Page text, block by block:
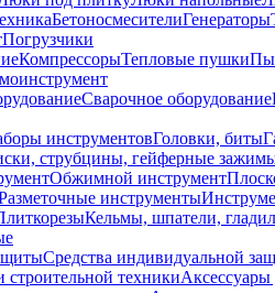
БетоносмесителиГенераторы
Погрузчики
КомпрессорыТепловые пушки
Сварочное оборудование
инструментовГоловки, биты
струбцины, гейферные
Обжимной инструмент
инструменты
Кельмы, шпатели,
Средства индивидуальной
строительной техникиАксессуары